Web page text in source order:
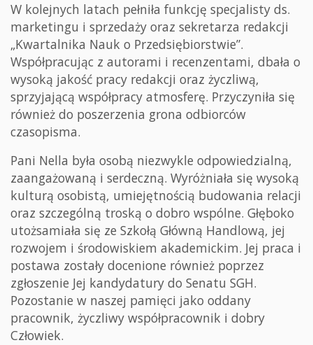
W kolejnych latach pełniła funkcję specjalisty ds.
marketingu i sprzedaży oraz sekretarza redakcji
„Kwartalnika Nauk o Przedsiębiorstwie”.
Współpracując z autorami i recenzentami, dbała o
wysoką jakość pracy redakcji oraz życzliwą,
sprzyjającą współpracy atmosferę. Przyczyniła się
również do poszerzenia grona odbiorców
czasopisma.
Pani Nella była osobą niezwykle odpowiedzialną,
zaangażowaną i serdeczną. Wyróżniała się wysoką
kulturą osobistą, umiejętnością budowania relacji
oraz szczególną troską o dobro wspólne. Głęboko
utożsamiała się ze Szkołą Główną Handlową, jej
rozwojem i środowiskiem akademickim. Jej praca i
postawa zostały docenione również poprzez
zgłoszenie Jej kandydatury do Senatu SGH.
Pozostanie w naszej pamięci jako oddany
pracownik, życzliwy współpracownik i dobry
Człowiek.